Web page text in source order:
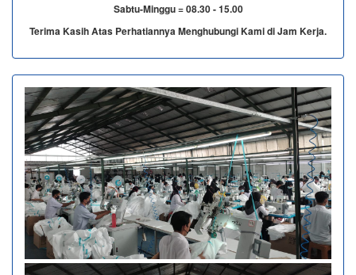
Sabtu-Minggu = 08.30 - 15.00
Terima Kasih Atas Perhatiannya Menghubungi Kami di Jam Kerja.